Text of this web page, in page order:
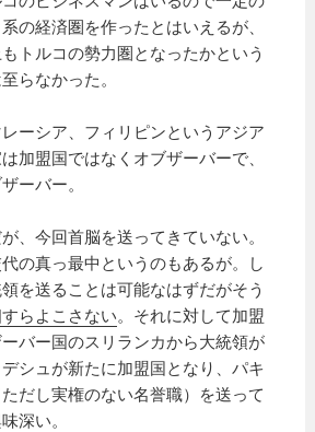
の経済圏を作ったとはいえるが、
トルコの勢力圏となったかという
らなかった。
ーシア、フィリピンというアジア
加盟国ではなくオブザーバーで、
ーバー。
、今回首脳を送ってきていない。
の真っ最中というのもあるが。し
を送ることは可能なはずだがそう
らよこさない。それに対して加盟
バー国のスリランカから大統領が
シュが新たに加盟国となり、パキ
だし実権のない名誉職）を送って
深い。